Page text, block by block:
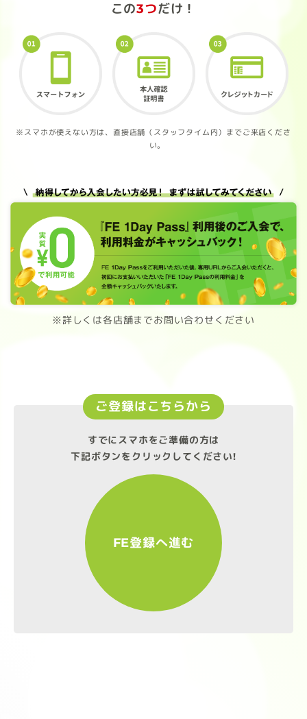
この3つだけ！
※スマホが使えない方は、直接店舗（スタッフタイム内）までご来店くださ
い。
※詳しくは各店舗までお問い合わせください
ご登録はこちらから
すでにスマホをご準備の方は
下記ボタンをクリックしてください!
FE登録へ進む